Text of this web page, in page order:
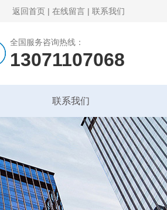
返回首页 | 在线留言 | 联系我们
全国服务咨询热线：
13071107068
联系我们